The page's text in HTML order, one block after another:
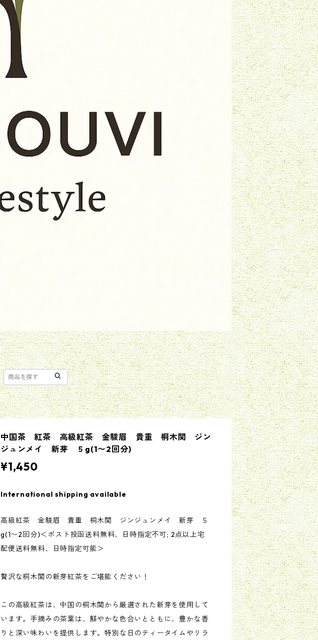
中国茶 紅茶 高級紅茶 金駿眉 貴重 桐木関 ジン
ジュンメイ 新芽 ５g(1〜2回分)
¥1,450
International shipping available
高級紅茶 金駿眉 貴重 桐木関 ジンジュンメイ 新芽 ５
g(1〜2回分)＜ポスト投函送料無料、日時指定不可; 2点以上宅
配便送料無料、日時指定可能＞
贅沢な桐木関の新芽紅茶をご堪能ください！
この高級紅茶は、中国の桐木関から厳選された新芽を使用して
います。手摘みの茶葉は、鮮やかな色合いとともに、豊かな香
りと深い味わいを提供します。特別な日のティータイムやリラ